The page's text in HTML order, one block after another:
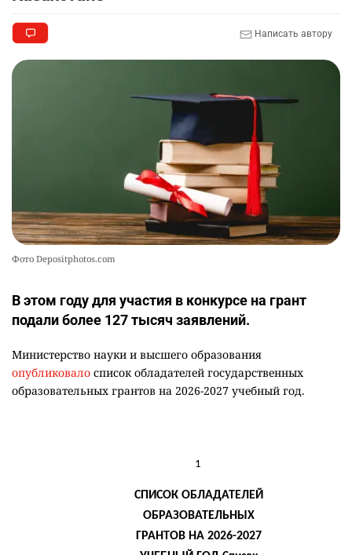
9
🦻 Казахстанцы смогут получать слуховые
💻 В школах Казахстана изменили название и
содержание некоторых предметов
19
Написать автору
Фото Depositphotos.com
В этом году для участия в конкурсе на грант
подали более 127 тысяч заявлений.
Министерство науки и высшего образования
опубликовало список обладателей государственных
образовательных грантов на 2026-2027 учебный год.